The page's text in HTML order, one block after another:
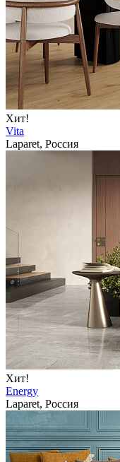
Хит!
Vita
Laparet, Россия
Хит!
Energy
Laparet, Россия